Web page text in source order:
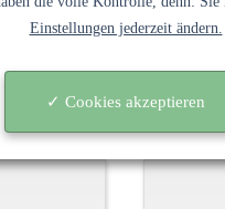
(SU897A schwarz)
Nein
Einstellungen jederzeit ändern.
✓ Cookies akzeptieren